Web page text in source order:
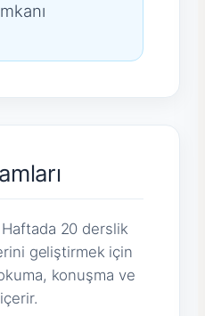
Haftada 20 derslik
geliştirmek için
konuşma ve